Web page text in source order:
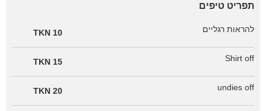
תפריט טיפים
להראות רגליים 10 TKN
Shirt off
15 TKN
undies off
20 TKN